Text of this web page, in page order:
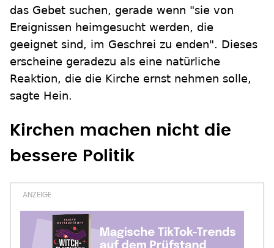
das Gebet suchen, gerade wenn "sie von
Ereignissen heimgesucht werden, die
geeignet sind, im Geschrei zu enden". Dieses
erscheine geradezu als eine natürliche
Reaktion, die die Kirche ernst nehmen solle,
sagte Hein.
Kirchen machen nicht die
bessere Politik